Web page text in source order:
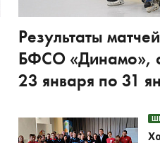
Результаты
БФСО «Динамо»,
23 января по 31